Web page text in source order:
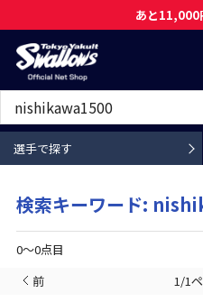
あと11,000
選手で探す
検索キーワード:
0〜0点目
前
1/1